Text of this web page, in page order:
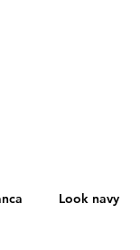
Look navy